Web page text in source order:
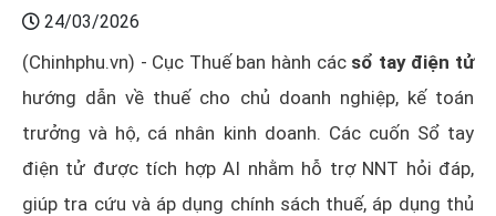
24/03/2026
(Chinhphu.vn) - Cục Thuế ban hành các sổ tay điện tử
hướng dẫn về thuế cho chủ doanh nghiệp, kế toán
trưởng và hộ, cá nhân kinh doanh. Các cuốn Sổ tay
điện tử được tích hợp AI nhằm hỗ trợ NNT hỏi đáp,
giúp tra cứu và áp dụng chính sách thuế, áp dụng thủ